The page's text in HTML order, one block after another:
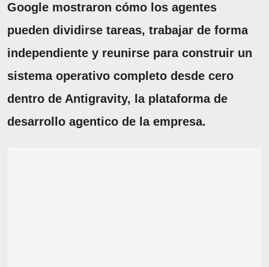
Google mostraron cómo los agentes
pueden dividirse tareas, trabajar de forma
independiente y reunirse para construir un
sistema operativo completo desde cero
dentro de Antigravity, la plataforma de
desarrollo agentico de la empresa.